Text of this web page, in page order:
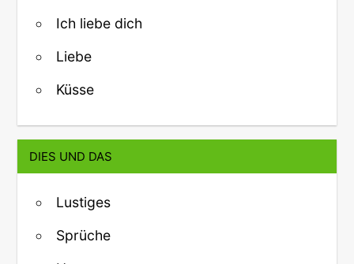
Ich liebe dich
Liebe
Küsse
DIES UND DAS
Lustiges
Sprüche